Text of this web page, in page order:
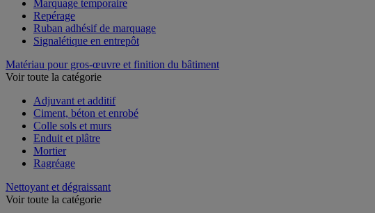
Marquage temporaire
Repérage
Ruban adhésif de marquage
Signalétique en entrepôt
Matériau pour gros-œuvre et finition du bâtiment
Voir toute la catégorie
Adjuvant et additif
Ciment, béton et enrobé
Colle sols et murs
Enduit et plâtre
Mortier
Ragréage
Nettoyant et dégraissant
Voir toute la catégorie